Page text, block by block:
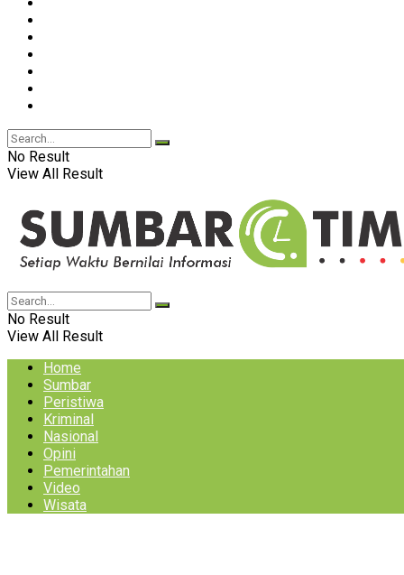
No Result
View All Result
No Result
View All Result
Home
Sumbar
Peristiwa
Kriminal
Nasional
Opini
Pemerintahan
Video
Wisata